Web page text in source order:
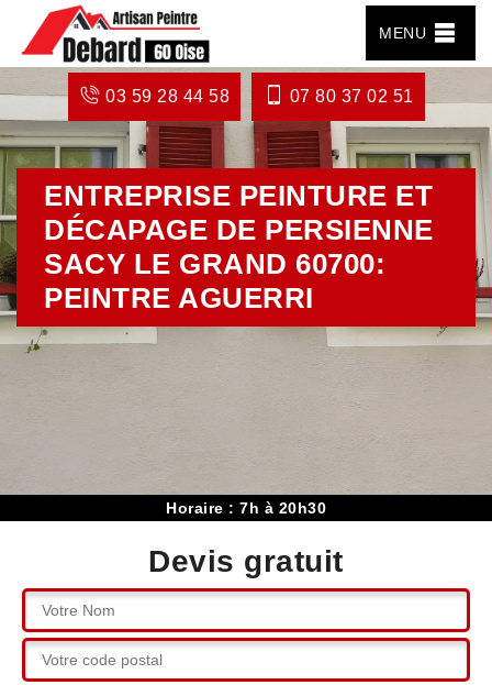
MENU
03 59 28 44 58 07 80 37 02 51
ENTREPRISE PEINTURE ET
DÉCAPAGE DE PERSIENNE
SACY LE GRAND 60700:
PEINTRE AGUERRI
Horaire : 7h à 20h30
Devis gratuit